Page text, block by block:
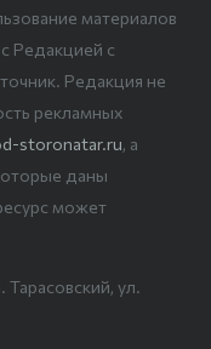
материалов
Редакцией с
Редакция не
рекламных
storonatar.ru, а
даны
может
ул.